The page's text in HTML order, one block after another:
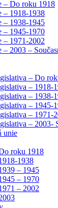
– Do roku 1918
– 1918-1938
– 1938-1945
– 1945-1970
– 1971-2002
– 2003 –
– Do
– 1918-
– 1938-
– 1945-
– 1971-
– 2003-
unie
roku 1918
1938
– 1945
– 1970
– 2002